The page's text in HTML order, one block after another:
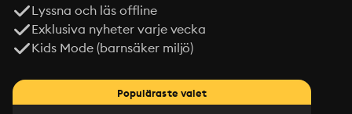
Lyssna och läs offline
Exklusiva nyheter varje vecka
Kids Mode (barnsäker miljö)
Populäraste valet